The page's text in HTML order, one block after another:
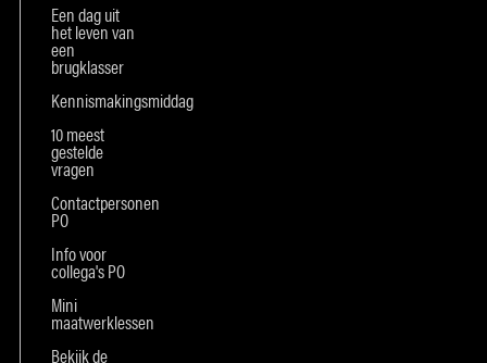
Een dag uit
het leven van
een
brugklasser
Kennismakingsmiddag
10 meest
gestelde
vragen
Contactpersonen
PO
Info voor
collega's PO
Mini
maatwerklessen
Bekijk de